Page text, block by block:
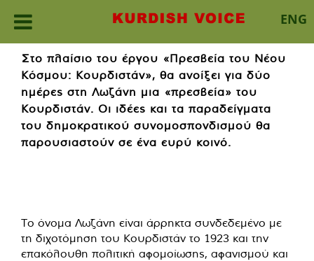
ENG
content
Στο πλαίσιο του έργου «Πρεσβεία του Νέου
Κόσμου: Κουρδιστάν», θα ανοίξει για δύο
ημέρες στη Λωζάνη μια «πρεσβεία» του
Κουρδιστάν. Οι ιδέες και τα παραδείγματα
του δημοκρατικού συνομοσπονδισμού θα
παρουσιαστούν σε ένα ευρύ κοινό.
Το όνομα Λωζάνη είναι άρρηκτα συνδεδεμένο με
τη διχοτόμηση του Κουρδιστάν το 1923 και την
επακόλουθη πολιτική αφομοίωσης, αφανισμού και